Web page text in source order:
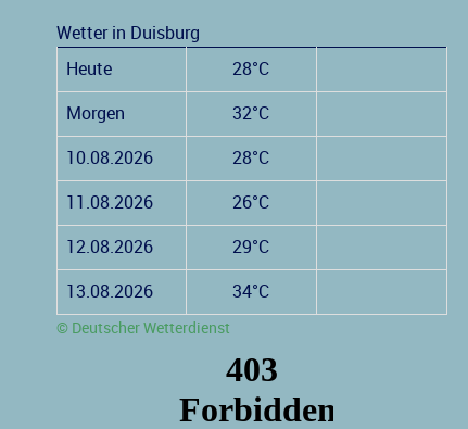
Wetter in Duisburg
Heute
28°C
Morgen 32°C
10.08.2026 28°C
11.08.2026 26°C
12.08.2026 29°C
13.08.2026 34°C
© Deutscher Wetterdienst